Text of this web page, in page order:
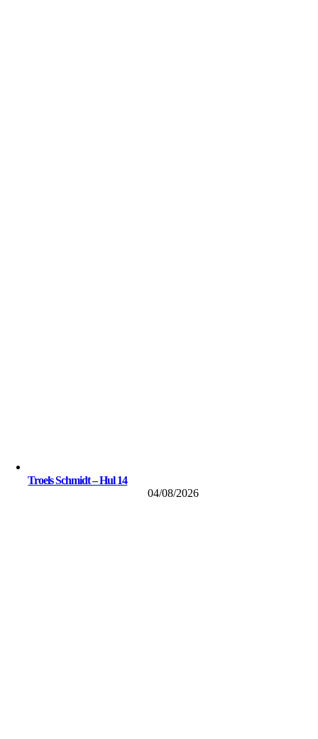
Troels Schmidt – Hul 14
04/08/2026